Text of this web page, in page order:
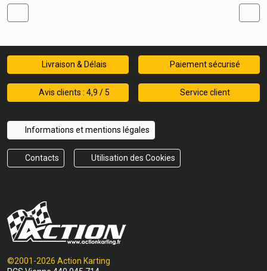
Livraison & Délais Paiement sécurisé
Avis clients : 4,9 / 5 Service client
Informations et mentions légales
Contacts Utilisation des Cookies
©2001-2026 Action Karting